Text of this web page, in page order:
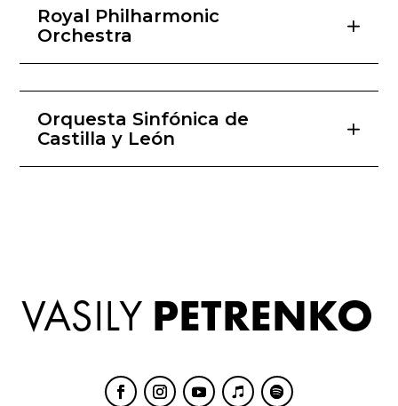
Royal Philharmonic
Orchestra
Orquesta Sinfónica de
Castilla y León